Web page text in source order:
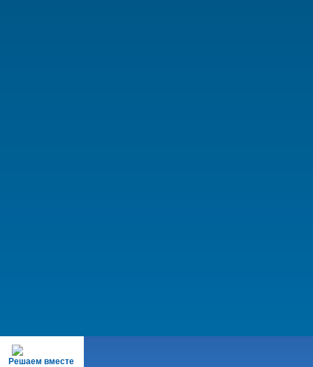
Решаем вместе